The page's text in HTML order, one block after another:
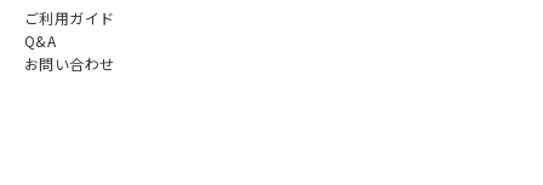
ご利用ガイド
Q&A
お問い合わせ